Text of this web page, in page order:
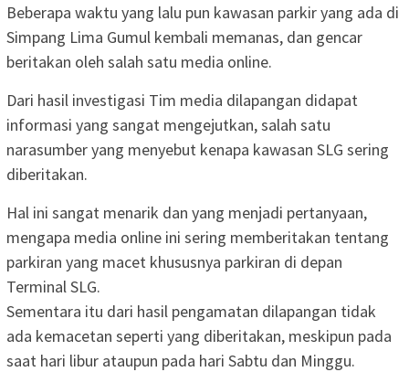
Beberapa waktu yang lalu pun kawasan parkir yang ada di
Simpang Lima Gumul kembali memanas, dan gencar
beritakan oleh salah satu media online.
Dari hasil investigasi Tim media dilapangan didapat
informasi yang sangat mengejutkan, salah satu
narasumber yang menyebut kenapa kawasan SLG sering
diberitakan.
Hal ini sangat menarik dan yang menjadi pertanyaan,
mengapa media online ini sering memberitakan tentang
parkiran yang macet khususnya parkiran di depan
Terminal SLG.
Sementara itu dari hasil pengamatan dilapangan tidak
ada kemacetan seperti yang diberitakan, meskipun pada
saat hari libur ataupun pada hari Sabtu dan Minggu.